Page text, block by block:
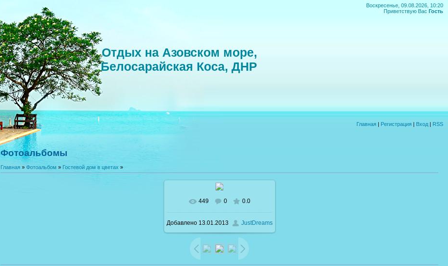
Воскресенье, 09.08.2026, 10:20
Приветствую Вас Гость
Отдых на Азовском море,
Белосарайская Коса, ДНР
Главная | Регистрация | Вход | RSS
Фотоальбомы
Главная » Фотоальбом » Гостевой дом в цветах »
В реальном размере 1600x1200
/ 243.9Kb
449 0 0.0
Добавлено13.01.2013 JustDreams